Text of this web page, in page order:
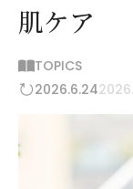
肌ケア
TOPICS
2026.6.24